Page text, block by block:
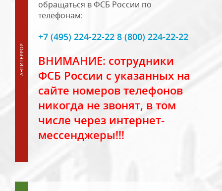
обращаться в ФСБ России по
телефонам:
+7 (495) 224-22-22 8 (800) 224-22-22
ВНИМАНИЕ: сотрудники
ФСБ России с указанных на
сайте номеров телефонов
никогда не звонят, в том
числе через интернет-
мессенджеры!!!